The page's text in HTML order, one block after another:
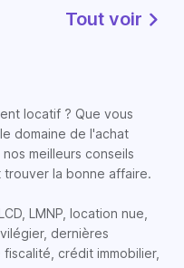
Tout voir
locatif ? Que vous
domaine de l'achat
meilleurs conseils
la bonne affaire.
LMNP, location nue,
dernières
crédit immobilier,